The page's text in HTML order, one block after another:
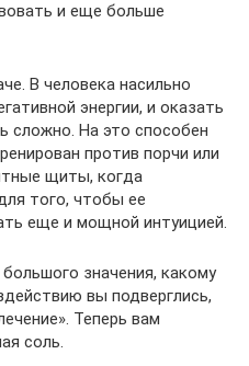
и еще больше
В человека насильно
энергии, и оказать
сложно. На это способен
против порчи или
щиты, когда
того, чтобы ее
еще и мощной интуицией.
значения, какому
вы подверглись,
Теперь вам
соль.